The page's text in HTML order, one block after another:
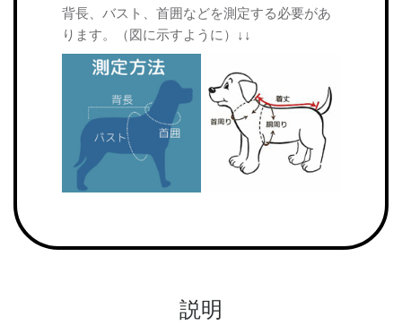
背長、バスト、首囲などを測定する必要があ
ります。（図に示すように）↓↓
説明